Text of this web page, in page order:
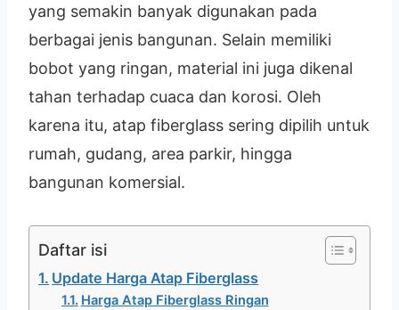
yang semakin banyak digunakan pada
berbagai jenis bangunan. Selain memiliki
bobot yang ringan, material ini juga dikenal
tahan terhadap cuaca dan korosi. Oleh
karena itu, atap fiberglass sering dipilih untuk
rumah, gudang, area parkir, hingga
bangunan komersial.
Daftar isi
Update Harga Atap Fiberglass
Harga Atap Fiberglass Ringan